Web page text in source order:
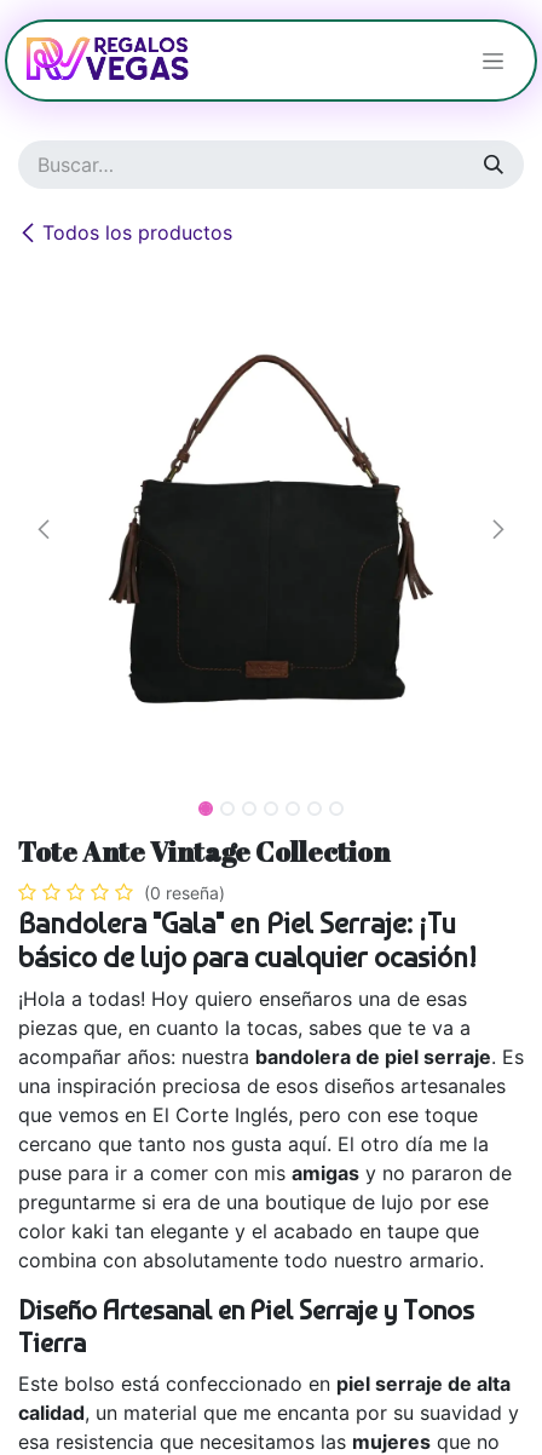
Ir al contenido
Todos los productos
Tote Ante Vintage Collection
(0 reseña)
Bandolera "Gala" en Piel Serraje: ¡Tu
básico de lujo para cualquier ocasión!
¡Hola a todas! Hoy quiero enseñaros una de esas
piezas que, en cuanto la tocas, sabes que te va a
acompañar años: nuestra bandolera de piel serraje. Es
una inspiración preciosa de esos diseños artesanales
que vemos en El Corte Inglés, pero con ese toque
cercano que tanto nos gusta aquí. El otro día me la
puse para ir a comer con mis amigas y no pararon de
preguntarme si era de una boutique de lujo por ese
color kaki tan elegante y el acabado en taupe que
combina con absolutamente todo nuestro armario.
Diseño Artesanal en Piel Serraje y Tonos
Tierra
Este bolso está confeccionado en piel serraje de alta
calidad, un material que me encanta por su suavidad y
esa resistencia que necesitamos las mujeres que no